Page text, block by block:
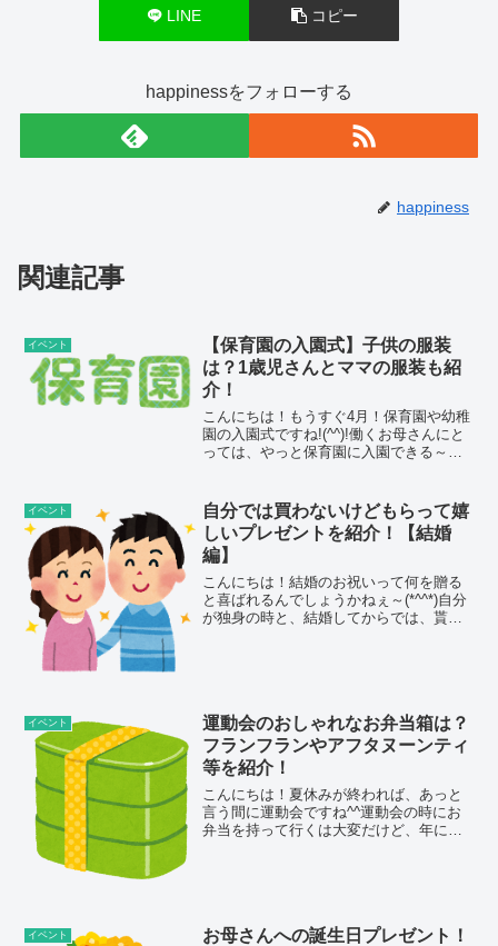
LINE コピー
happinessをフォローする
happiness
関連記事
イベント
【保育園の入園式】子供の服装
は？1歳児さんとママの服装も紹
介！
こんにちは！もうすぐ4月！保育園や幼稚
園の入園式ですね!(^^)!働くお母さんにと
っては、やっと保育園に入園できる～っ
が、保育園は私服の所がほとんどですよ
ね。幼稚園の入...
イベント
自分では買わないけどもらって嬉
しいプレゼントを紹介！【結婚
編】
こんにちは！結婚のお祝いって何を贈る
と喜ばれるんでしょうかねぇ～(*^^*)自分
が独身の時と、結婚してからでは、貰い
イベント
運動会のおしゃれなお弁当箱は？
フランフランやアフタヌーンティ
等を紹介！
こんにちは！夏休みが終われば、あっと
言う間に運動会ですね^^運動会の時にお
弁当を持って行くは大変だけど、年に一
イベント
お母さんへの誕生日プレゼント！